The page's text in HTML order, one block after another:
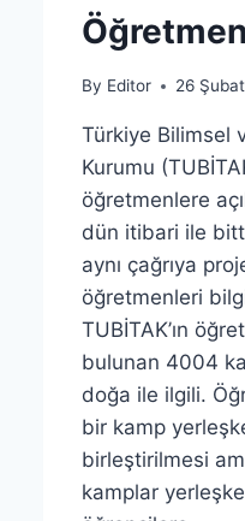
By Editor 26
Türkiye Bilimsel
Kurumu
öğretmenlere
dün itibari ile
aynı çağrıya
öğretmenleri
TUBİTAK’ın
bulunan 4004
doğa ile ilgili.
bir kamp
birleştirilmesi
kamplar